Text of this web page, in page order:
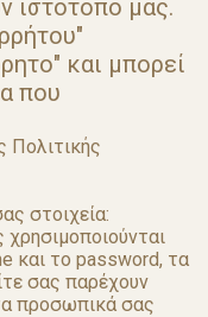
ιστότοπό μας.
και μπορεί
που
Πολιτικής
στοιχεία:
και το password, τα
σας παρέχουν
προσωπικά σας